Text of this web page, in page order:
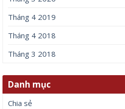
Tháng 4 2019
Tháng 4 2018
Tháng 3 2018
Danh mục
Chia sẻ